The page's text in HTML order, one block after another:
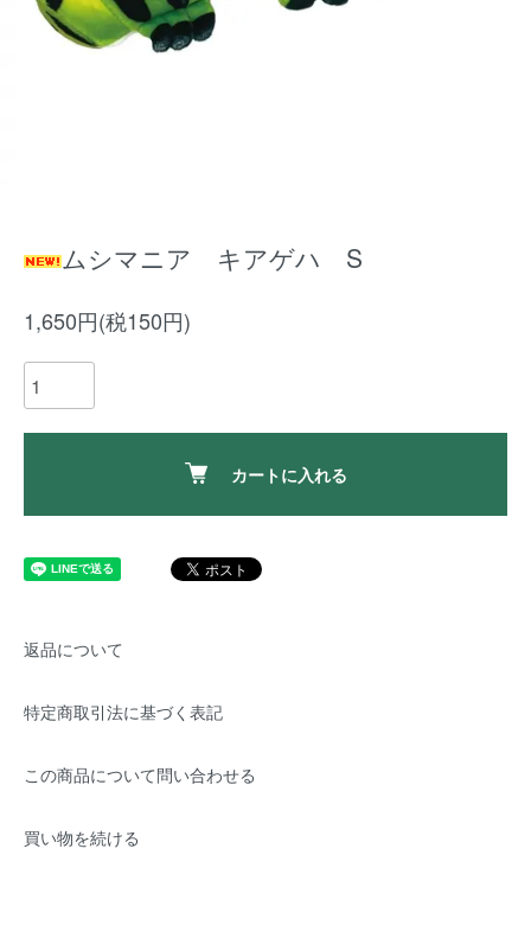
ムシマニア キアゲハ S
1,650円(税150円)
カートに入れる
返品について
特定商取引法に基づく表記
この商品について問い合わせる
買い物を続ける